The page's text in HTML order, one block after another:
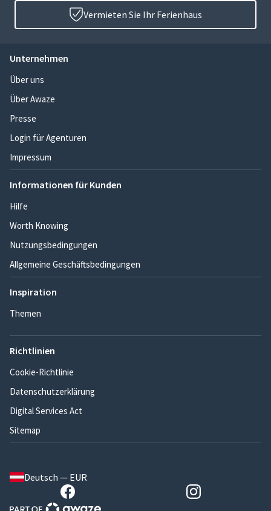
Vermieten Sie Ihr Ferienhaus
Unternehmen
Über uns
Über Awaze
Presse
Login für Agenturen
Impressum
Informationen für Kunden
Hilfe
Worth Knowing
Nutzungsbedingungen
Allgemeine Geschäftsbedingungen
Inspiration
Themen
Richtlinien
Cookie-Richtlinie
Datenschutzerklärung
Digital Services Act
Sitemap
Deutsch — EUR